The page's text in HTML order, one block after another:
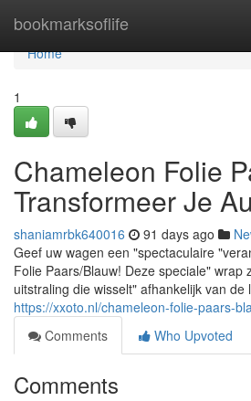
bookmarksoflife
Home
Home
1
Chameleon Folie
Transformeer Je
shaniamrbk640016 91 days ago
Geef uw wagen een "spectaculaire
Folie Paars/Blauw! Deze speciale" wrap
uitstraling die wisselt" afhankelijk van de
https://xxoto.nl/chameleon-folie-paars-
Comments
Who Upvoted
Comments